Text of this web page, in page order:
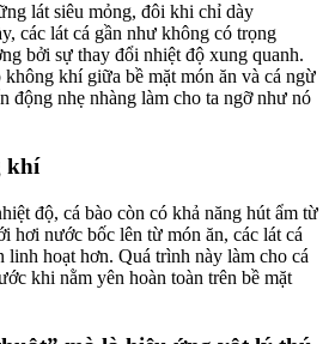
lát siêu mỏng, đôi khi chỉ dày
các lát cá gần như không có trọng
bởi sự thay đổi nhiệt độ xung quanh.
khí giữa bề mặt món ăn và cá ngừ
động nhẹ nhàng làm cho ta ngỡ như nó
khí
độ, cá bào còn có khả năng hút ẩm từ
hơi nước bốc lên từ món ăn, các lát cá
linh hoạt hơn. Quá trình này làm cho cá
khi nằm yên hoàn toàn trên bề mặt